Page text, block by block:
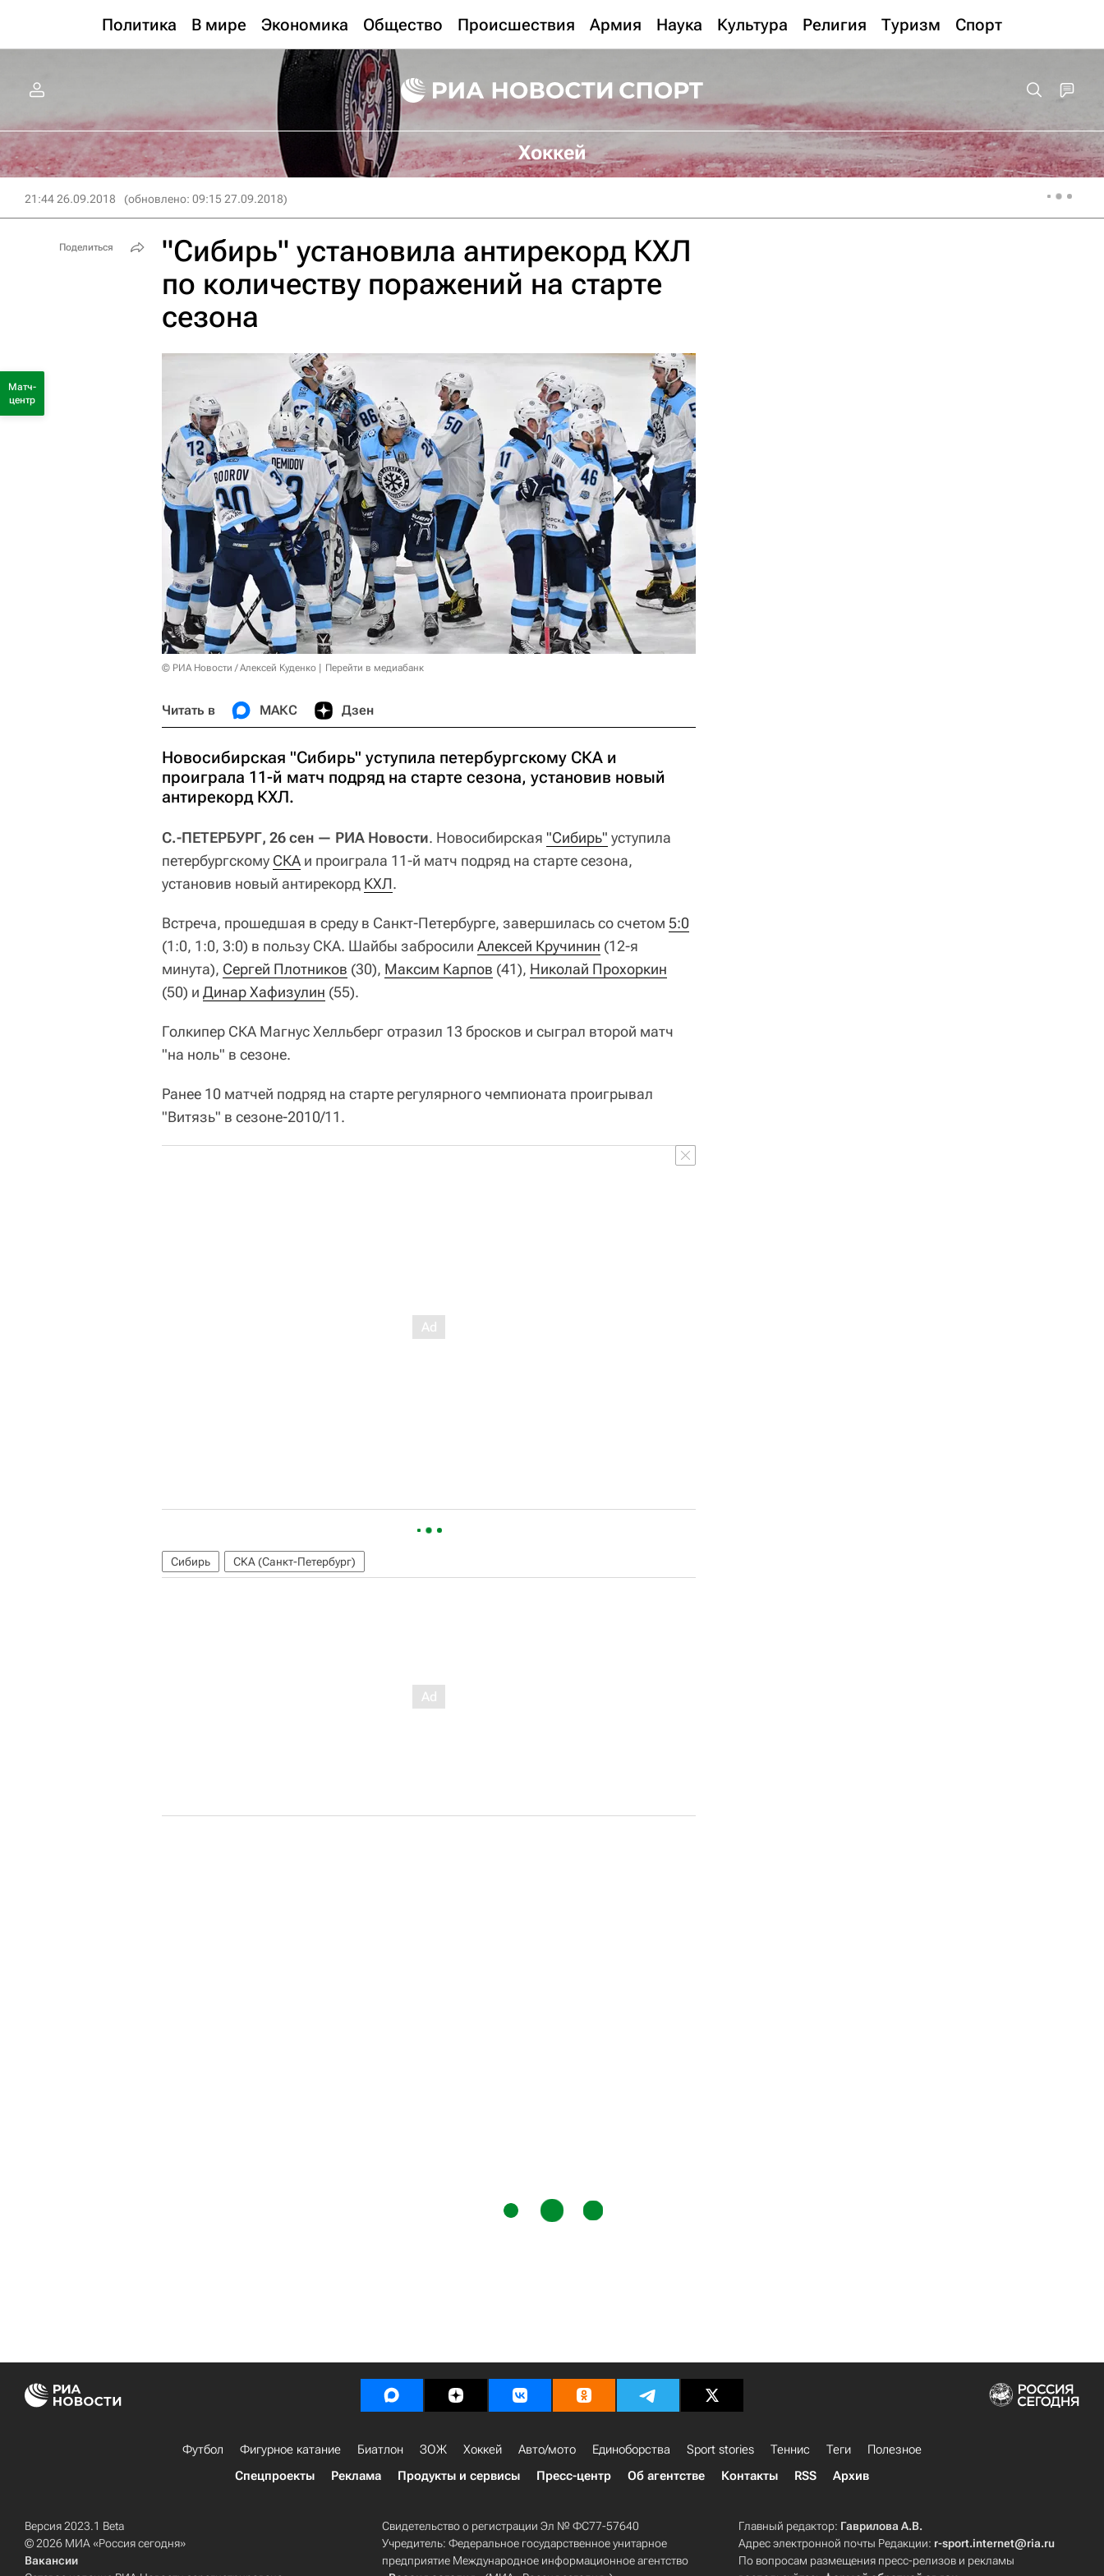
Политика В мире Экономика Общество Происшествия Армия Наука Культура Религия Туризм Спорт
Хоккей
21:44 26.09.2018 (обновлено: 09:15 27.09.2018)
"Сибирь" установила антирекорд КХЛ
по количеству поражений на старте
сезона
© РИА Новости / Алексей Куденко Перейти в медиабанк
Читать в МАКС Дзен
Новосибирская "Сибирь" уступила петербургскому СКА и
проиграла 11-й матч подряд на старте сезона, установив новый
антирекорд КХЛ.
С.-ПЕТЕРБУРГ, 26 сен — РИА Новости. Новосибирская "Сибирь" уступила
петербургскому СКА и проиграла 11-й матч подряд на старте сезона,
установив новый антирекорд КХЛ.
Встреча, прошедшая в среду в Санкт-Петербурге, завершилась со счетом 5:0
(1:0, 1:0, 3:0) в пользу СКА. Шайбы забросили Алексей Кручинин (12-я
минута), Сергей Плотников (30), Максим Карпов (41), Николай Прохоркин
(50) и Динар Хафизулин (55).
Голкипер СКА Магнус Хелльберг отразил 13 бросков и сыграл второй матч
"на ноль" в сезоне.
Ранее 10 матчей подряд на старте регулярного чемпионата проигрывал
"Витязь" в сезоне-2010/11.
Сибирь СКА (Санкт-Петербург)
Поделиться
Матч-
центр
Футбол Фигурное катание Биатлон ЗОЖ Хоккей Авто/мото Единоборства Sport stories Теннис Теги
Полезное
Спецпроекты
Реклама Продукты и сервисы Пресс-центр Об агентстве Контакты RSS Архив
Версия 2023.1 Beta
© 2026 МИА «Россия сегодня»
Вакансии
Свидетельство о регистрации Эл № ФС77-57640
Учредитель: Федеральное государственное унитарное
предприятие Международное информационное агентство
Главный редактор: Гаврилова А.В.
Адрес электронной почты Редакции: r-sport.internet@ria.ru
По вопросам размещения пресс-релизов и рекламы